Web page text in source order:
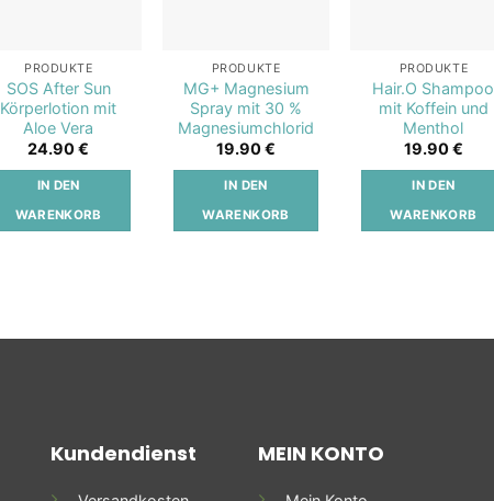
PRODUKTE
SOS After Sun
Körperlotion mit
Aloe Vera
24.90€
IN DEN
WARENKORB
PRODUKTE
MG+ Magnesium
Spray mit 30 %
Magnesiumchlorid
19.90€
IN DEN
WARENKORB
PRODUKTE
Hair.O Shampoo
mit Koffein und
Menthol
19.90€
IN DEN
WARENKORB
Kundendienst MEIN KONTO